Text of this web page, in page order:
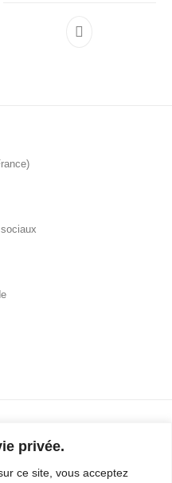
privée.
ce site, vous acceptez
variations. Les options
Ce produit a